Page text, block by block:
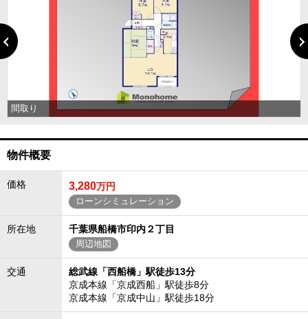
間取り
物件概要
価格 3,280万円
ローンシミュレーション
所在地 千葉県船橋市印内２丁目
周辺地図
交通
総武線「西船橋」駅徒歩13分
京成本線「京成西船」駅徒歩8分
京成本線「京成中山」駅徒歩18分